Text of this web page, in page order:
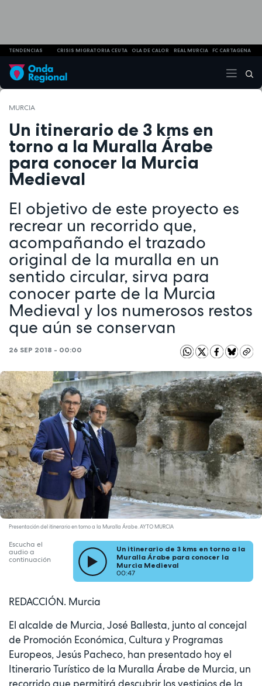
TENDENCIAS CRISIS MIGRATORIA CEUTA OLA DE CALOR REAL MURCIA FC CARTAGENA
MURCIA
Un itinerario de 3 kms en
torno a la Muralla Árabe
para conocer la Murcia
Medieval
El objetivo de este proyecto es
recrear un recorrido que,
acompañando el trazado
original de la muralla en un
sentido circular, sirva para
conocer parte de la Murcia
Medieval y los numerosos restos
que aún se conservan
26 SEP 2018 - 00:00
Presentación del itinerario en torno a la Muralla Árabe. AYTO MURCIA
Escucha el
audio a
continuación
Un itinerario de 3 kms en torno a la
Muralla Árabe para conocer la
Murcia Medieval
00:47
REDACCIÓN. Murcia
El alcalde de Murcia, José Ballesta, junto al concejal
de Promoción Económica, Cultura y Programas
Europeos, Jesús Pacheco, han presentado hoy el
Itinerario Turístico de la Muralla Árabe de Murcia, un